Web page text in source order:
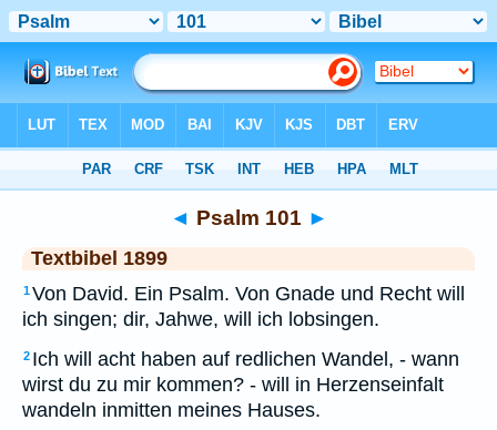
◄ Psalm 101 ►
Textbibel 1899
1Von David. Ein Psalm. Von Gnade und Recht will
ich singen; dir, Jahwe, will ich lobsingen.
2 Ich will acht haben auf redlichen Wandel, - wann
wirst du zu mir kommen? - will in Herzenseinfalt
wandeln inmitten meines Hauses.